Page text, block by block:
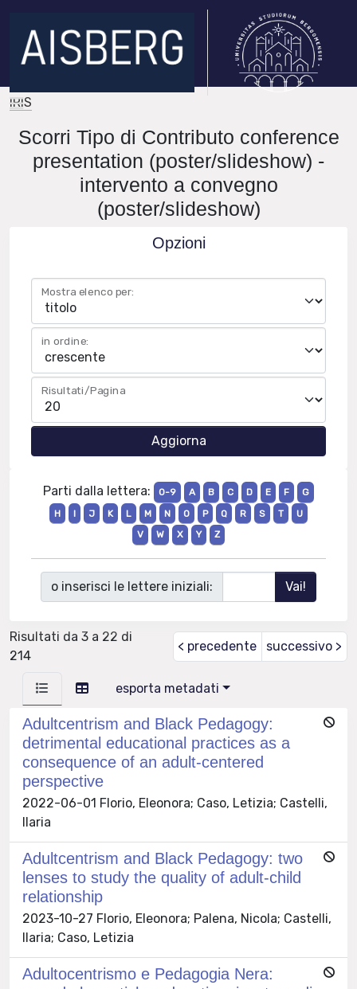
IRIS
Scorri Tipo di Contributo conference
presentation (poster/slideshow) -
intervento a convegno
(poster/slideshow)
Opzioni
Mostra elenco per:
in ordine:
Risultati/Pagina
Parti dalla lettera: 0-9 A B C D E F
G
H
I J K L M N O P Q R S T
U
V
W X Y Z
o inserisci le lettere iniziali:
Risultati da 3 a 22 di
214
< precedente successivo >
esporta metadati
Adultcentrism and Black Pedagogy:
detrimental educational practices as a
consequence of an adult-centered
perspective
2022-06-01 Florio, Eleonora; Caso, Letizia; Castelli,
Ilaria
Adultcentrism and Black Pedagogy: two
lenses to study the quality of adult-child
relationship
2023-10-27 Florio, Eleonora; Palena, Nicola; Castelli,
Ilaria; Caso, Letizia
Adultocentrismo e Pedagogia Nera: